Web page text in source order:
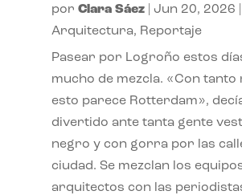
por Clara Sáez| Jun 20, 2026
Arquitectura, Reportaje
Pasear por Logroño estos
mucho de mezcla. «Con tanto
esto parece Rotterdam»,
divertido ante tanta gente
negro y con gorra por las
ciudad. Se mezclan los
arquitectos con las